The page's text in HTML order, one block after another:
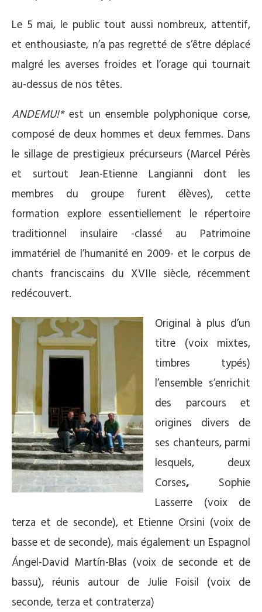
Le 5 mai, le public tout aussi nombreux, attentif,
et enthousiaste, n’a pas regretté de s’être déplacé
malgré les averses froides et l’orage qui tournait
au-dessus de nos têtes.
ANDEMU!* est un ensemble polyphonique corse,
composé de deux hommes et deux femmes. Dans
le sillage de prestigieux précurseurs (Marcel Pérès
et surtout Jean-Etienne Langianni dont les
membres du groupe furent élèves), cette
formation explore essentiellement le répertoire
traditionnel insulaire -classé au Patrimoine
immatériel de l’humanité en 2009- et le corpus de
chants franciscains du XVIIe siècle, récemment
redécouvert.
Original à plus d’un
titre (voix mixtes,
timbres typés)
l’ensemble s’enrichit
des parcours et
origines divers de
ses chanteurs, parmi
lesquels, deux
Corses, Sophie
Lasserre (voix de
terza et de seconde), et Etienne Orsini (voix de
basse et de seconde), mais également un Espagnol
Ángel-David Martín-Blas (voix de seconde et de
bassu), réunis autour de Julie Foisil (voix de
seconde, terza et contraterza)